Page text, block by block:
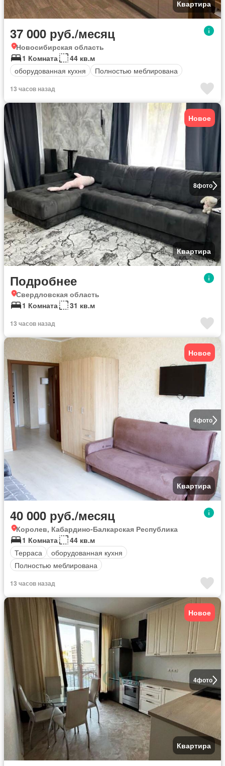
Квартира
37 000 руб./месяц
Новосибирская область
1 Комната
44 кв.м
оборудованная кухня
Полностью меблирована
13 часов назад
8фото
Новое
Квартира
Подробнее
Свердловская область
1 Комната
31 кв.м
13 часов назад
4фото
Новое
Квартира
40 000 руб./месяц
Королев, Кабардино-Балкарская Республика
1 Комната
44 кв.м
Терраса
оборудованная кухня
Полностью меблирована
13 часов назад
4фото
Новое
Квартира